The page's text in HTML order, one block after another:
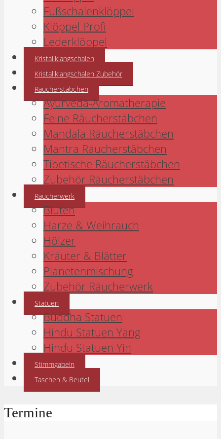
Fußschalenklöppel
Klöppel Profi
Lederklöppel
Kristallklangschalen
Kristallklangschalen Zubehör
Räucherstäbchen
Ayurveda-Aromatherapie
Feine Räucherstäbchen
Mandala Räucherstäbchen
Mantra Räucherstäbchen
Tibetische Räucherstäbchen
Zubehör Räucherstäbchen
Räucherwerk
Blüten
Harze & Weihrauch
Hölzer
Kräuter & Blätter
Planetenmischung
Zubehör Räucherwerk
Statuen
Buddha Statuen
Hindu Statuen Yang
Hindu Statuen Yin
Stimmgabeln
Taschen & Beutel
Termine